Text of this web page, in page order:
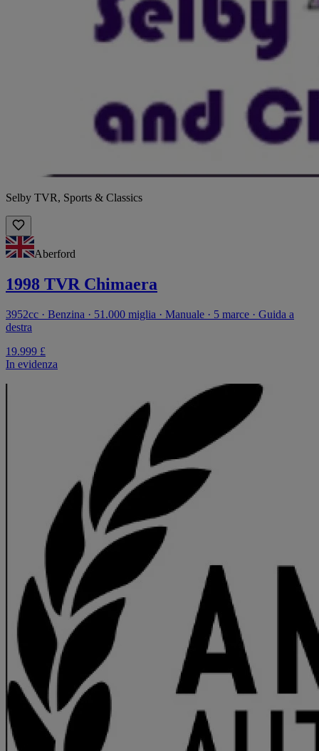
Selby TVR, Sports & Classics
Aberford
1998 TVR Chimaera
3952cc · Benzina · 51.000 miglia · Manuale · 5 marce · Guida a
destra
19.999 £
In evidenza